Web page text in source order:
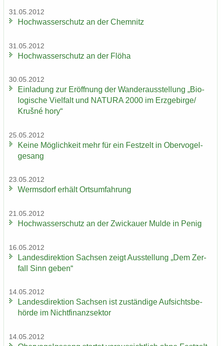
31.05.2012
Hoch­was­ser­schutz an der Chem­nitz
31.05.2012
Hoch­was­ser­schutz an der Flöha
30.05.2012
Ein­la­dung zur Er­öff­nung der Wan­der­aus­stel­lung „Bio­
lo­gi­sche Viel­falt und NA­TU­RA 2000 im Erz­ge­bir­ge/
Krušné hory“
25.05.2012
Keine Mög­lich­keit mehr für ein Fest­zelt in Ober­vo­gel­
ge­sang
23.05.2012
Werms­dorf er­hält Orts­um­fah­rung
21.05.2012
Hoch­was­ser­schutz an der Zwi­ckau­er Mulde in Penig
16.05.2012
Lan­des­di­rek­ti­on Sach­sen zeigt Aus­stel­lung „Dem Zer­
fall Sinn geben“
14.05.2012
Lan­des­di­rek­ti­on Sach­sen ist zu­stän­di­ge Auf­sichts­be­
hör­de im Nicht­fi­nanz­sek­tor
14.05.2012